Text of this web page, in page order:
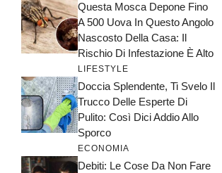
Questa Mosca Depone Fino
A 500 Uova In Questo Angolo
Nascosto Della Casa: Il
Rischio Di Infestazione È Alto
LIFESTYLE
Doccia Splendente, Ti Svelo Il
Trucco Delle Esperte Di
Pulito: Così Dici Addio Allo
Sporco
ECONOMIA
Debiti: Le Cose Da Non Fare